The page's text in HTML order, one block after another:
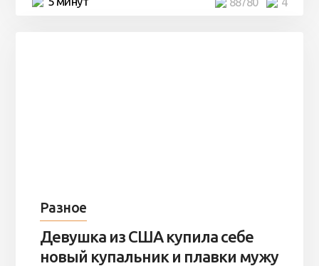
Разное
Девушка из США купила себе
новый купальник и плавки мужу